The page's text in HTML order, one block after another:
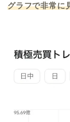
グラフで非常に